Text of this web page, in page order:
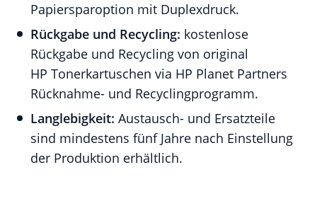
Papiersparoption mit Duplexdruck.
Rückgabe und Recycling: kostenlose
Rückgabe und Recycling von original
HP Tonerkartuschen via HP Planet Partners
Rücknahme- und Recyclingprogramm.
Langlebigkeit: Austausch- und Ersatzteile
sind mindestens fünf Jahre nach Einstellung
der Produktion erhältlich.